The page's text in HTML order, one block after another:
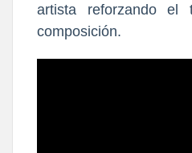
artista reforzando el
composición.